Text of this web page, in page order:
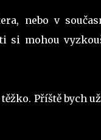
nebo v
si mohou
Příště bych